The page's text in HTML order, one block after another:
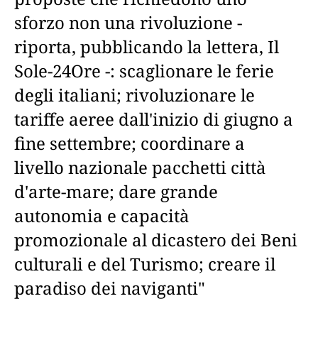
sforzo non una rivoluzione -
riporta, pubblicando la lettera, Il
Sole-24Ore -: scaglionare le ferie
degli italiani; rivoluzionare le
tariffe aeree dall'inizio di giugno a
fine settembre; coordinare a
livello nazionale pacchetti città
d'arte-mare; dare grande
autonomia e capacità
promozionale al dicastero dei Beni
culturali e del Turismo; creare il
paradiso dei naviganti"